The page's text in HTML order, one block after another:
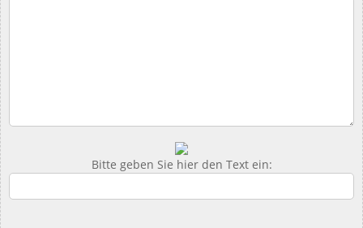
Bitte geben Sie hier den Text ein: